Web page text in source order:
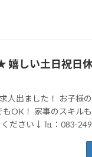
しい土日祝日休
人出ました！ お子様
OK！ 家事のスキル
ください↓ ℡：083-